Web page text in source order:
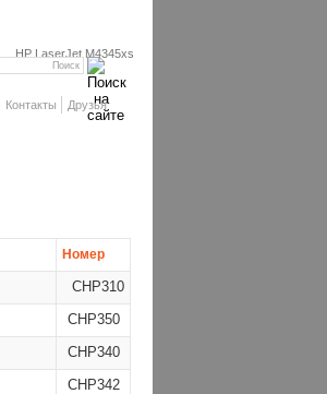
Контакты Друзья
HP LaserJet M4345xs
Номер
CHP310
CHP350
CHP340
CHP342